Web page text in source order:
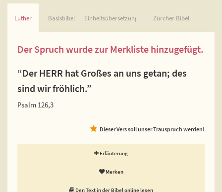
Luther Basisbibel Einheitsübersetzung Zürcher Bibel
Der Spruch wurde zur Merkliste hinzugefügt.
“Der HERR hat Großes an uns getan; des
sind wir fröhlich.”
Psalm 126,3
Dieser Vers soll unser Trauspruch werden!
Erläuterung
Merken
Den Text in der Bibel online lesen